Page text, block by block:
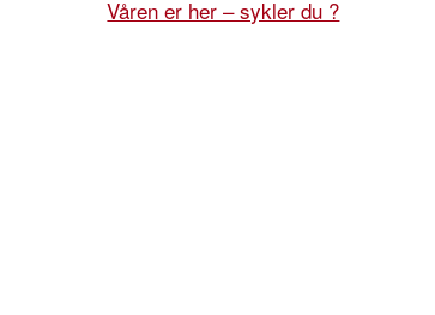
Våren er her – sykler du ?